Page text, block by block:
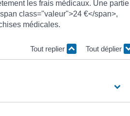
les frais médicaux. Une partie
class="valeur">24 €</span>,
médicales.
Tout replier Tout déplier